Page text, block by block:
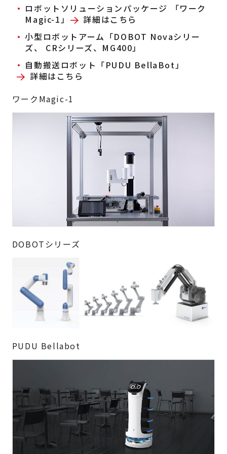
ロボットソリューションパッケージ 「ワーク
Magic-1」 詳細はこちら
小型ロボットアーム「DOBOT Novaシリー
ズ、 CRシリーズ、MG400」
自動搬送ロボット「PUDU BellaBot」
詳細はこちら
ワークMagic-1
DOBOTシリーズ
PUDU Bellabot